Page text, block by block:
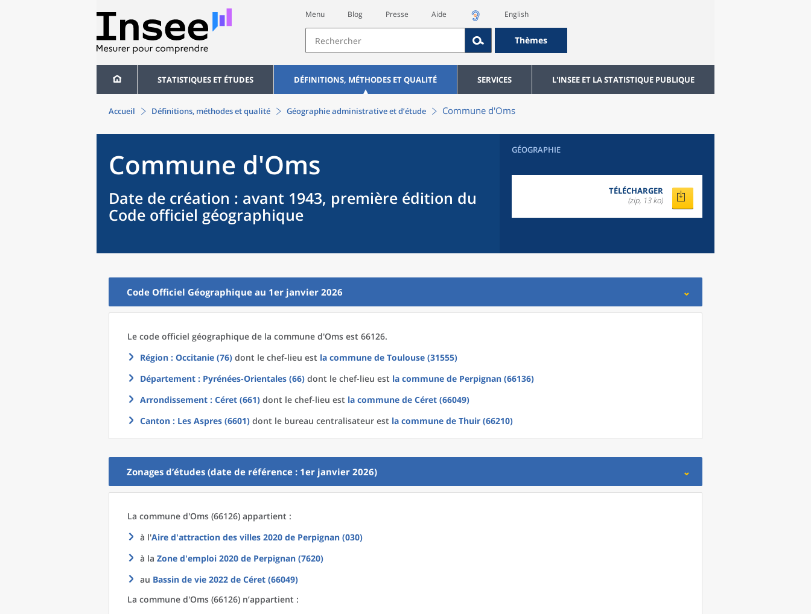
Menu Blog Presse Aide English
Thèmes
STATISTIQUES ET ÉTUDES DÉFINITIONS, MÉTHODES ET QUALITÉ SERVICES L'INSEE ET LA STATISTIQUE PUBLIQUE
Accueil Définitions, méthodes et qualité Géographie administrative et d’étude Commune d'Oms
Commune d'Oms
Date de création : avant 1943, première édition du
Code officiel géographique
GÉOGRAPHIE
TÉLÉCHARGER
(zip, 13 ko)
Code Officiel Géographique au 1er janvier 2026
Le code officiel géographique de la commune d'Oms est 66126.
Région : Occitanie (76) dont le chef-lieu est la commune de Toulouse (31555)
Département : Pyrénées-Orientales (66) dont le chef-lieu est la commune de Perpignan (66136)
Arrondissement : Céret (661) dont le chef-lieu est la commune de Céret (66049)
Canton : Les Aspres (6601) dont le bureau centralisateur est la commune de Thuir (66210)
Zonages d’études (date de référence : 1er janvier 2026)
La commune d'Oms (66126) appartient :
à l'Aire d'attraction des villes 2020 de Perpignan (030)
à la Zone d'emploi 2020 de Perpignan (7620)
au Bassin de vie 2022 de Céret (66049)
La commune d'Oms (66126) n’appartient :